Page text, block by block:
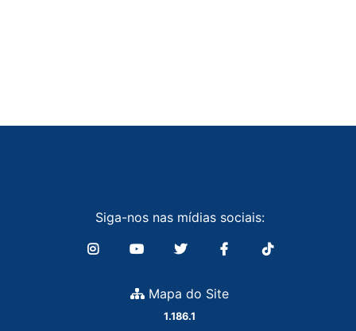
Siga-nos nas mídias sociais:
Mapa do Site
1.186.1